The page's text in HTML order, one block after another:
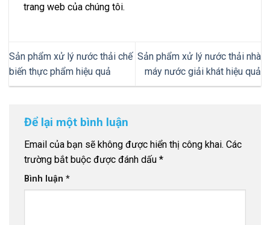
trang web của chúng tôi.
Sản phẩm xử lý nước thải chế
biến thực phẩm hiệu quả
Sản phẩm xử lý nước thải nhà
máy nước giải khát hiệu quả
Để lại một bình luận
Email của bạn sẽ không được hiển thị công khai. Các
trường bắt buộc được đánh dấu *
Bình luận *